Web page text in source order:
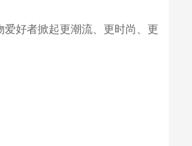
爱好者掀起更潮流、更时尚、更